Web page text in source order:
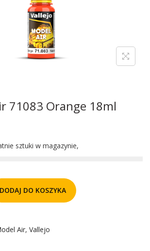
71083 Orange 18ml
sztuki w magazynie,
DODAJ DO KOSZYKA
Air, Vallejo